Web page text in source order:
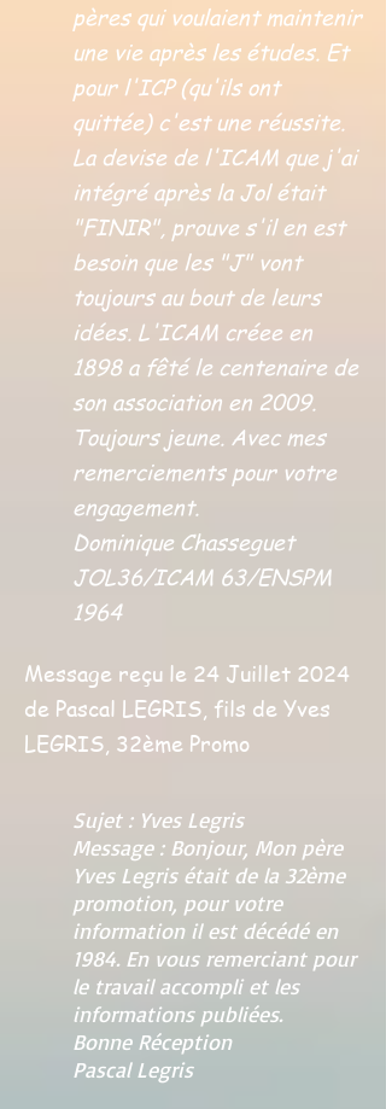
pères qui voulaient maintenir
une vie après les études. Et
pour l'ICP (qu'ils ont
quittée) c'est une réussite.
La devise de l'ICAM que j'ai
intégré après la Jol était
"FINIR", prouve s'il en est
besoin que les "J" vont
toujours au bout de leurs
idées. L'ICAM créee en
1898 a fêté le centenaire de
son association en 2009.
Toujours jeune. Avec mes
remerciements pour votre
engagement.
Dominique Chasseguet
JOL36/ICAM 63/ENSPM
1964
Message reçu le 24 Juillet 2024
de Pascal LEGRIS, fils de Yves
LEGRIS, 32ème Promo
Sujet : Yves Legris
Message : Bonjour, Mon père
Yves Legris était de la 32ème
promotion, pour votre
information il est décédé en
1984. En vous remerciant pour
le travail accompli et les
informations publiées.
Bonne Réception
Pascal Legris